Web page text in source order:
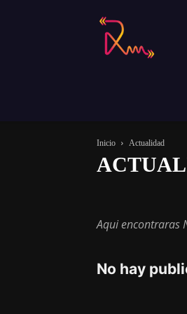
Remusica
Inicio Actualidad
Aqui encontraras
No hay